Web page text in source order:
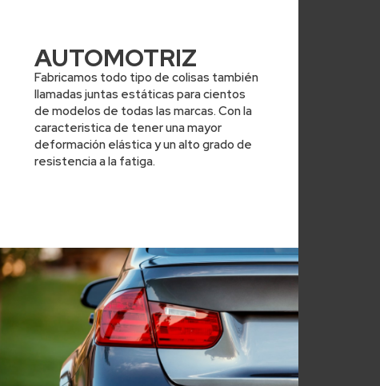
AUTOMOTRIZ
Fabricamos todo tipo de colisas también
llamadas juntas estáticas para cientos
de modelos de todas las marcas. Con la
caracteristica de tener una mayor
deformación elástica y un alto grado de
resistencia a la fatiga.